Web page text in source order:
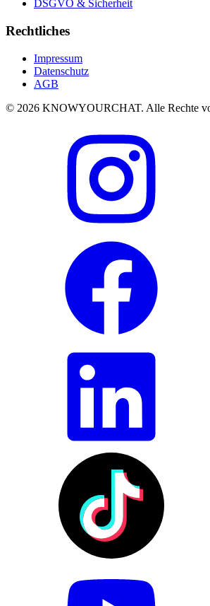
DSGVO & Sicherheit
Rechtliches
Impressum
Datenschutz
AGB
© 2026 KNOWYOURCHAT. Alle Rechte